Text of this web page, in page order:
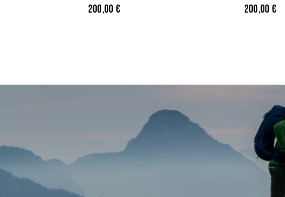
200,00 € 200,00 €